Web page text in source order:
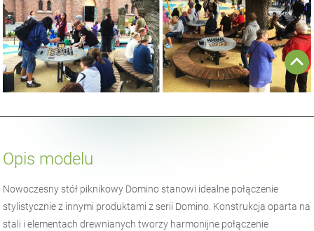
Opis modelu
Nowoczesny stół piknikowy Domino stanowi idealne połączenie
stylistycznie z innymi produktami z serii Domino. Konstrukcja oparta na
stali i elementach drewnianych tworzy harmonijne połączenie